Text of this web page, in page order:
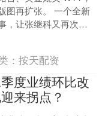
图再扩张。 一个全新
，让张继科又再次成
月 18 日，2025 "张继
：按天配资
度业绩环比改
来拐点？